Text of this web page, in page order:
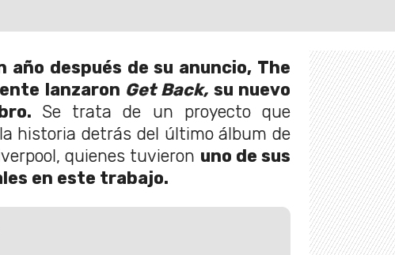
año después de su anuncio, The
lanzaron Get Back, su nuevo
Se trata de un proyecto que
historia detrás del último álbum de
quienes tuvieron uno de sus
en este trabajo.